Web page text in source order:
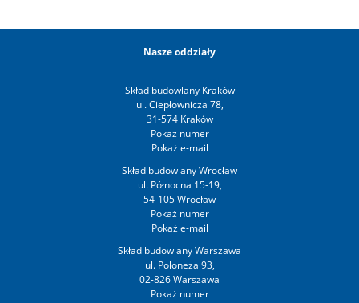
Nasze oddziały
Skład budowlany Kraków
ul. Ciepłownicza 78,
31-574 Kraków
Skład budowlany Wrocław
ul. Północna 15-19,
54-105 Wrocław
Skład budowlany Warszawa
ul. Poloneza 93,
02-826 Warszawa